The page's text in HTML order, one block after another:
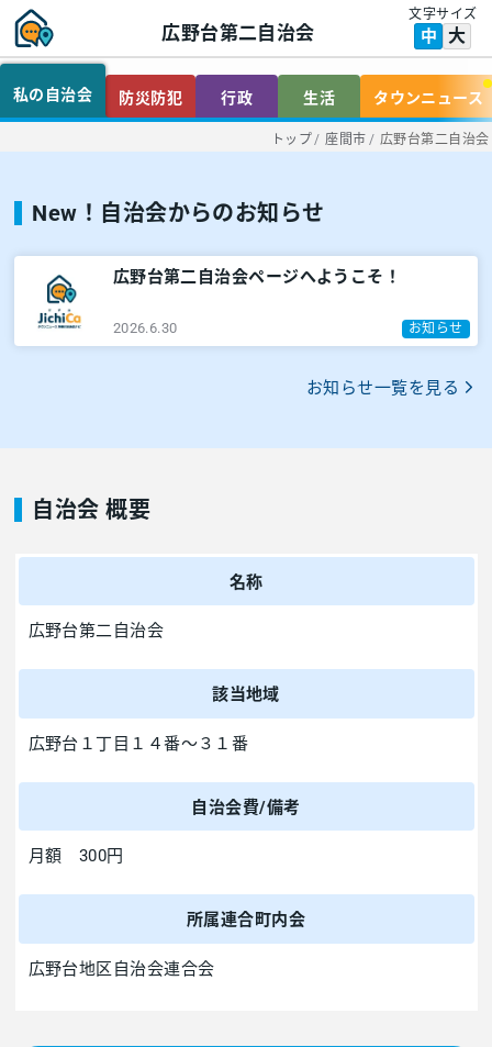
広野台第二自治会
文字サイズ
中 大
私の自治会 防災防犯 行政 生活 タウンニュース
トップ / 座間市 / 広野台第二自治会
New！自治会からのお知らせ
広野台第二自治会ページへようこそ！
2026.6.30 お知らせ
お知らせ一覧を見る
自治会 概要
名称
広野台第二自治会
該当地域
広野台１丁目１４番～３１番
自治会費/備考
月額 300円
所属連合町内会
広野台地区自治会連合会